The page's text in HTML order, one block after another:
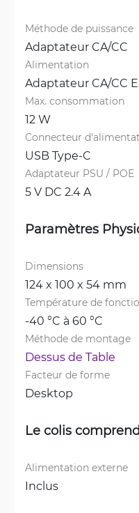
Méthode de puissance
Adaptateur CA/CC
Alimentation
Adaptateur CA/CC
Max. consommation
12 W
Connecteur
USB Type-C
Adaptateur PSU / POE
5 V DC 2.4 A
Paramètres
Dimensions
124 x 100 x 54 mm
Température de
-40 °C à 60 °C
Méthode de montage
Dessus de Table
Facteur de forme
Desktop
Le colis
Alimentation externe
Inclus